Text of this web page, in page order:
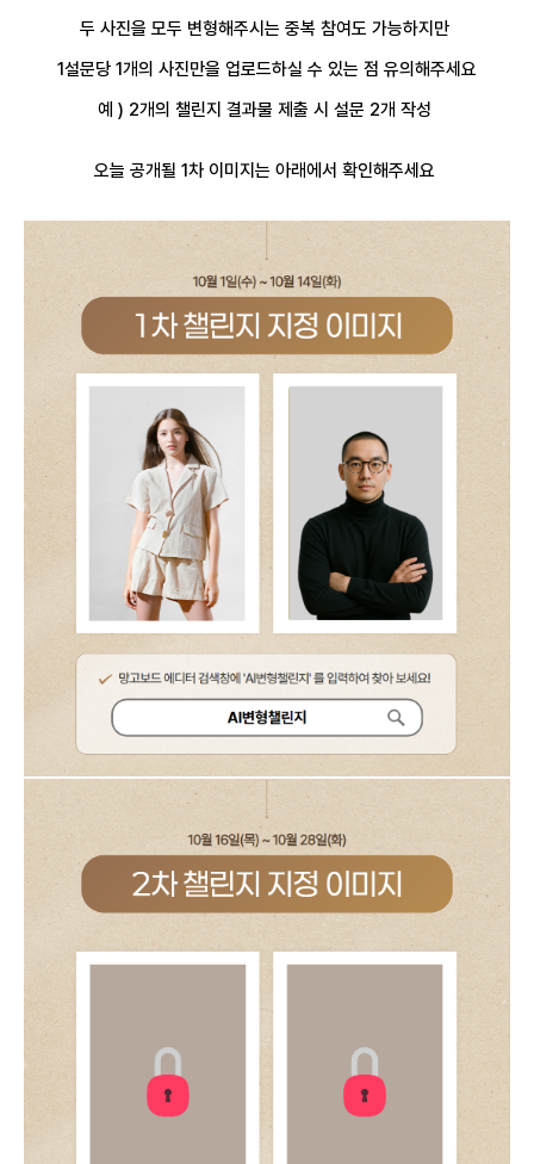
두 사진을 모두 변형해주시는 중복 참여도 가능하지만
1설문당 1개의 사진만을 업로드하실 수 있는 점 유의해주세요
예 ) 2개의 챌린지 결과물 제출 시 설문 2개 작성
오늘 공개될 1차 이미지는 아래에서 확인해주세요